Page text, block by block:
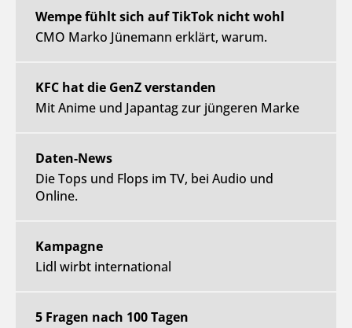
Wempe fühlt sich auf TikTok nicht wohl
CMO Marko Jünemann erklärt, warum.
KFC hat die GenZ verstanden
Mit Anime und Japantag zur jüngeren Marke
Daten-News
Die Tops und Flops im TV, bei Audio und
Online.
Kampagne
Lidl wirbt international
5 Fragen nach 100 Tagen